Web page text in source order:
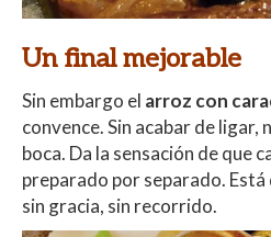
Un final mejorable
Sin embargo el arroz con
convence. Sin acabar de ligar,
boca. Da la sensación de que
preparado por separado.
sin gracia, sin recorrido.